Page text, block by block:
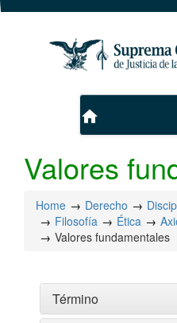
home
Valores
Home Derecho
Filosofía
Ética
Valores fundamentales
Término